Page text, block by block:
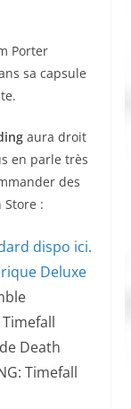
Porter
sa capsule
aura droit
en parle très
des
:
dispo ici.
Deluxe
Timefall
Death
Timefall